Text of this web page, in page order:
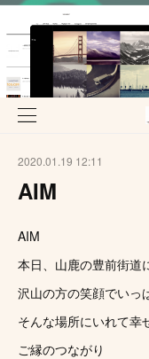
2020.01.19 12:11
AIM
AIM
本日、山鹿の豊前街道
沢山の方の笑顔でいっ
そんな場所にいれて幸
ご縁のつながり